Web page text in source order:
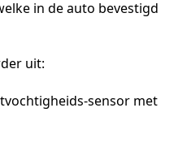
in de auto bevestigd
uit:
sensor met